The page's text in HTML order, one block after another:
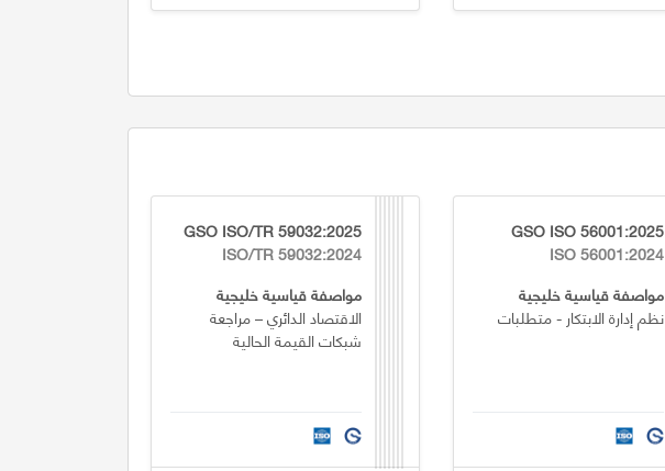
GSO ISO 56001:2025
ISO 56001:2024
مواصفة قياسية خليجية
نظم إدارة الابتكار - متطلبات
GSO ISO/TR 59032:2025
ISO/TR 59032:2024
مواصفة قياسية خليجية
الاقتصاد الدائري – مراجعة
شبكات القيمة الحالية